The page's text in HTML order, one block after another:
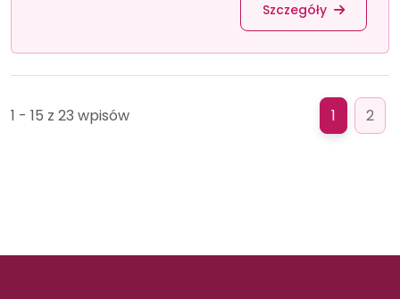
Szczegóły
1 - 15 z 23 wpisów 1 2